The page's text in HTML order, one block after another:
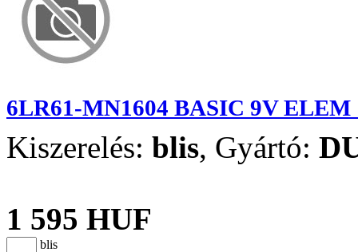
6LR61-MN1604 BASIC 9V ELEM
Kiszerelés: blis, Gyártó:
1 595 HUF
blis